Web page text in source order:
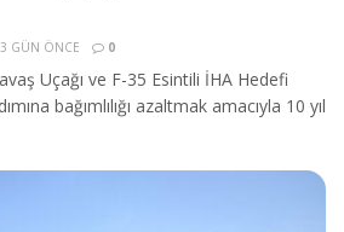
3 GÜN ÖNCE 0
Uçağı ve F-35 Esintili İHA Hedefi
bağımlılığı azaltmak amacıyla 10 yıl